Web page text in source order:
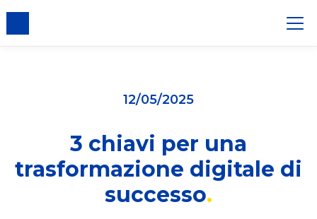
12/05/2025
3 chiavi per una
trasformazione digitale di
successo